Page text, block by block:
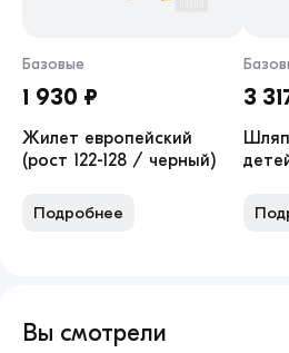
Базовые
1 930 ₽
Жилет европейский
(рост 122-128 / черный)
Подробнее
3
Вы смотрели